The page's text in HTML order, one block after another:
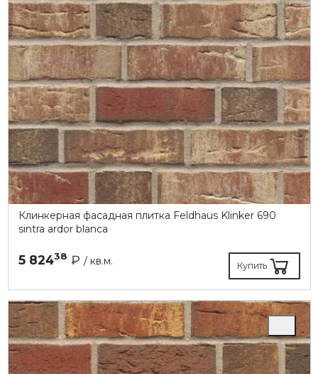
Клинкерная фасадная плитка Feldhaus Klinker 690
sintra ardor blanca
5 82438 ₽ / кв.м. Купить